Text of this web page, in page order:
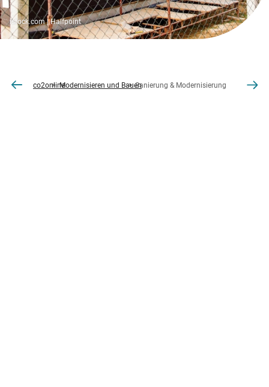
istock.com | Halfpoint
co2onlineModernisieren und BauenSanierung & Modernisierung